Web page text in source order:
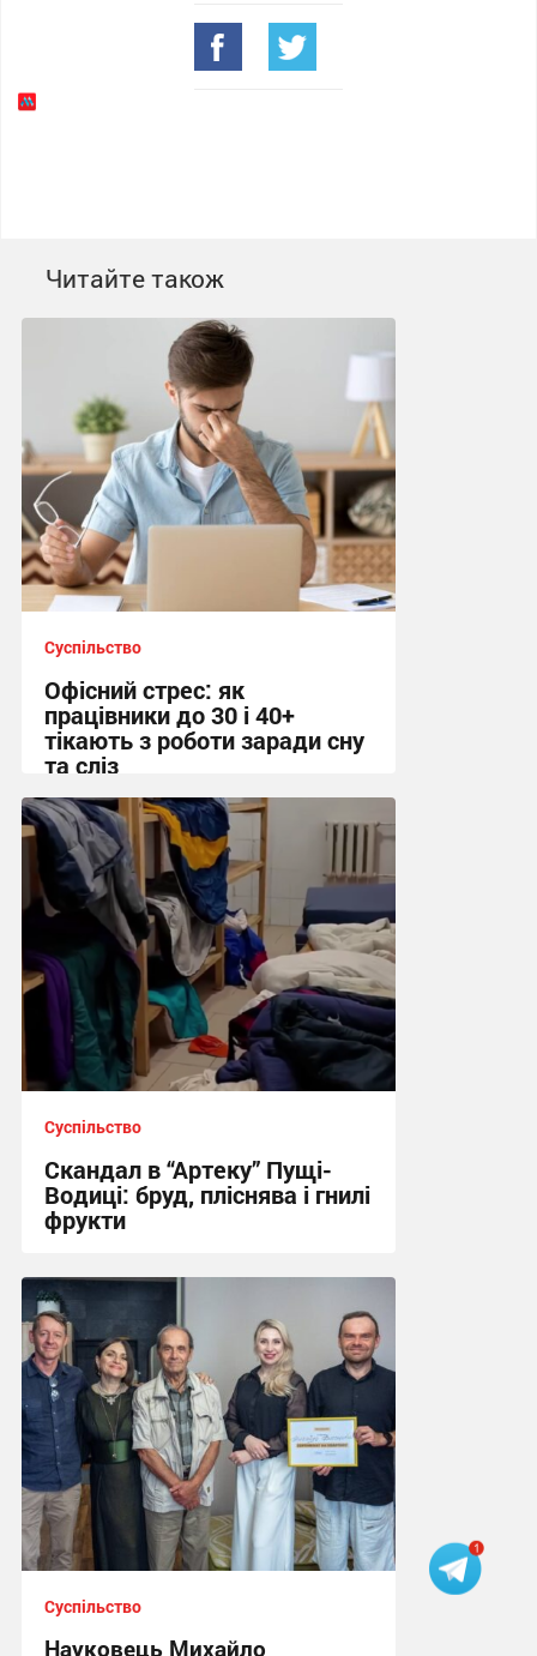
Читайте також
Суспільство
Офісний стрес: як
працівники до 30 і 40+
тікають з роботи заради сну
та сліз
12:09 сьогодні
Суспільство
Скандал в “Артеку” Пущі-
Водиці: бруд, пліснява і гнилі
фрукти
19:07 вчора
Суспільство
Науковець Михайло